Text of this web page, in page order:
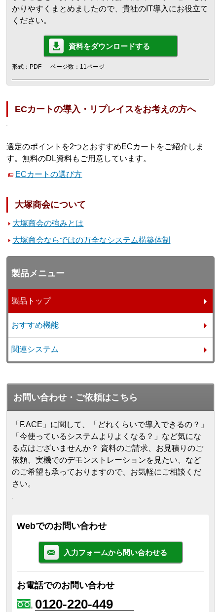
かりやすくまとめましたので、貴社のIT導入にお役立て
ください。
資料をダウンロードする
形式：PDF ページ数：11ページ
ECカートの導入・リプレイスをお考えの方へ
選定のポイントを2つとおすすめECカートをご紹介しま
す。無料のDL資料もご用意しています。
ECカートの選び方
大塚商会について
大塚商会の強みとは
大塚商会ならではの万全なシステム構築体制
製品メニュー
製品トップ
おすすめ機能
関連システム
お問い合わせ・ご依頼はこちら
「F.ACE」に関して、「どれくらいで導入できるの？」
「今使っているシステムよりよくなる？」など気にな
る点はございませんか？ 資料のご請求、お見積りのご
依頼、実機でのデモンストレーションを見たい、など
のご希望も承っておりますので、お気軽にご相談くだ
さい。
Webでのお問い合わせ
入力フォームから問い合わせる
お電話でのお問い合わせ
0120-220-449